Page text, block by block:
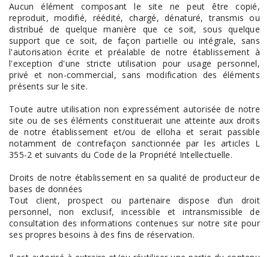
Aucun élément composant le site ne peut être copié,
reproduit, modifié, réédité, chargé, dénaturé, transmis ou
distribué de quelque manière que ce soit, sous quelque
support que ce soit, de façon partielle ou intégrale, sans
l'autorisation écrite et préalable de notre établissement à
l'exception d'une stricte utilisation pour usage personnel,
privé et non-commercial, sans modification des éléments
présents sur le site.
Toute autre utilisation non expressément autorisée de notre
site ou de ses éléments constituerait une atteinte aux droits
de notre établissement et/ou de elloha et serait passible
notamment de contrefaçon sanctionnée par les articles L
355-2 et suivants du Code de la Propriété Intellectuelle.
Droits de notre établissement en sa qualité de producteur de
bases de données
Tout client, prospect ou partenaire dispose d’un droit
personnel, non exclusif, incessible et intransmissible de
consultation des informations contenues sur notre site pour
ses propres besoins à des fins de réservation.